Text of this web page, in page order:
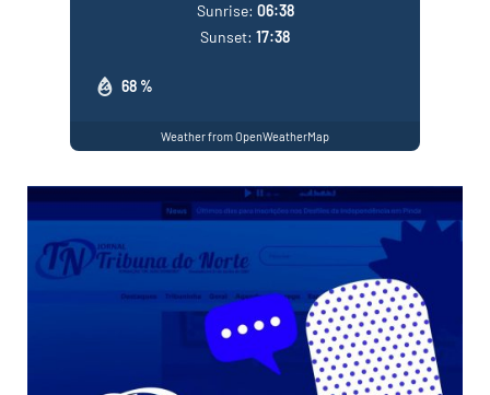
68 %
Sunrise: 06:38
Sunset: 17:38
Weather from OpenWeatherMap